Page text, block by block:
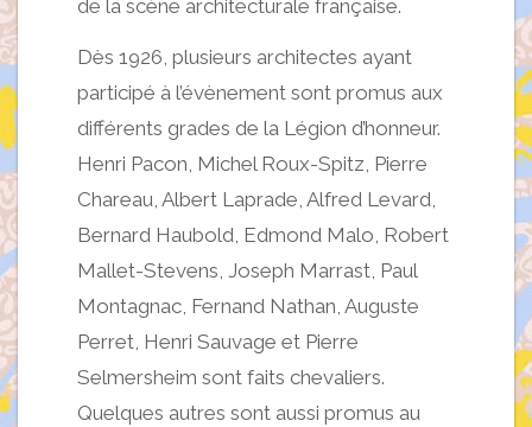
de la scène architecturale française.
Dès 1926, plusieurs architectes ayant
participé à l’évènement sont promus aux
différents grades de la Légion d’honneur.
Henri Pacon, Michel Roux-Spitz, Pierre
Chareau, Albert Laprade, Alfred Levard,
Bernard Haubold, Edmond Malo, Robert
Mallet-Stevens, Joseph Marrast, Paul
Montagnac, Fernand Nathan, Auguste
Perret, Henri Sauvage et Pierre
Selmersheim sont faits chevaliers.
Quelques autres sont aussi promus au